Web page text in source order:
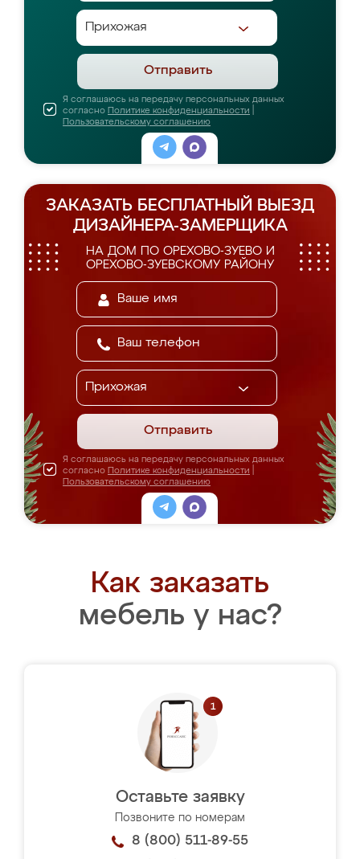
Отправить
Я соглашаюсь на передачу персональных данных
согласно Политике конфиденциальности
Пользовательскому соглашению
ЗАКАЗАТЬ БЕСПЛАТНЫЙ ВЫЕЗД
ДИЗАЙНЕРА-ЗАМЕРЩИКА
НА ДОМ ПО ОРЕХОВО-ЗУЕВО И
ОРЕХОВО-ЗУЕВСКОМУ РАЙОНУ
Отправить
Я соглашаюсь на передачу персональных данных
согласно Политике конфиденциальности
Пользовательскому соглашению
Как заказать
мебель у нас?
Оставьте заявку
Позвоните по номерам
8 (800) 511-89-55